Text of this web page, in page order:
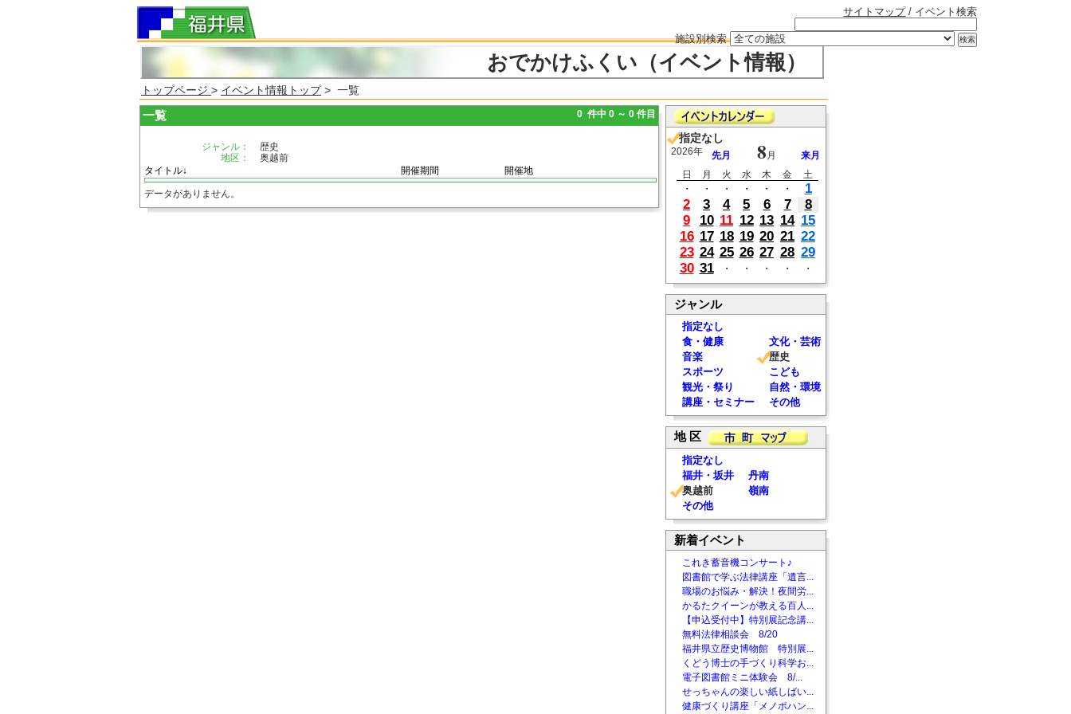
サイトマップ/ イベント検索
施設別検索
おでかけふくい（イベント情報）
トップページ > イベント情報トップ> 一覧
一覧 0 件中 0 ～ 0 件目
ジャンル：
歴史
地区：
奥越前
タイトル↓
開催期間 開催地
データがありません。
指定なし
2026年 先月 8 月
来月
日
月 火 水 木 金
土
・
・ ・ ・ ・ ・
1
2
3 4 5 6 7
8
9
10 11 12 13 14 15
16 17 18 19 20 21 22
23 24 25 26 27 28 29
30 31 ・ ・ ・ ・ ・
ジャンル
指定なし
食・健康
文化・芸術
音楽
歴史
スポーツ
こども
観光・祭り
自然・環境
講座・セミナー
その他
地 区
指定なし
福井・坂井
丹南
奥越前
嶺南
その他
新着イベント
これき蓄音機コンサート♪
図書館で学ぶ法律講座「遺言...
職場のお悩み・解決！夜間労...
かるたクイーンが教える百人...
【申込受付中】特別展記念講...
無料法律相談会 8/20
福井県立歴史博物館 特別展...
くどう博士の手づくり科学お...
電子図書館ミニ体験会 8/...
せっちゃんの楽しい紙しばい...
健康づくり講座「メノポハン...